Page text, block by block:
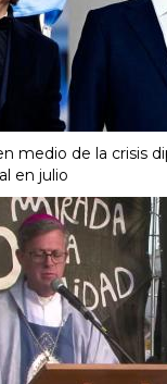
medio de la crisis
en julio